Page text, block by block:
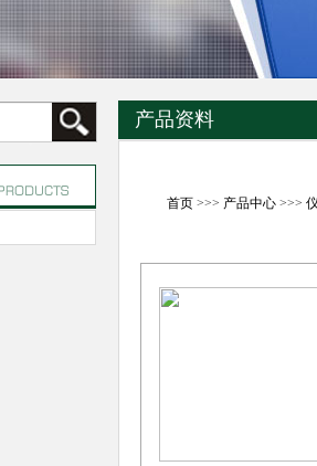
产品资料
首页>>> 产品中心>>>